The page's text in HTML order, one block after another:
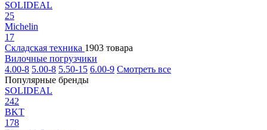
SOLIDEAL
25
Michelin
17
Складская техника 1903 товара
Вилочные погрузчики
4.00-8 5.00-8 5.50-15 6.00-9 Смотреть все
Популярные бренды
SOLIDEAL
242
BKT
178